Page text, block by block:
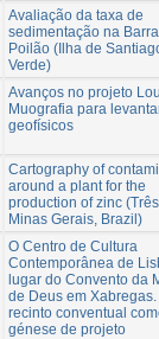
Avaliação da taxa de
sedimentação na
Poilão (Ilha de
Verde)
Avanços no projeto
Muografia para
geofísicos
Cartography of
around a plant for the
production of zinc
Minas Gerais, Brazil)
O Centro de Cultura
Contemporânea de
lugar do Convento da
de Deus em Xabregas.
recinto conventual
génese de projeto